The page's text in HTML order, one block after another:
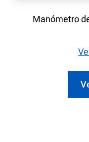
Manómetro